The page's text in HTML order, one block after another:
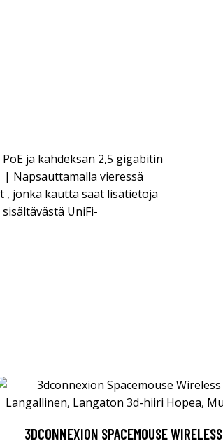
ja kahdeksan 2,5 gigabitin
vieressä
, jonka kautta saat lisätietoja
UniFi-
3DCONNEXION SPACEMOUSE WIRELESS